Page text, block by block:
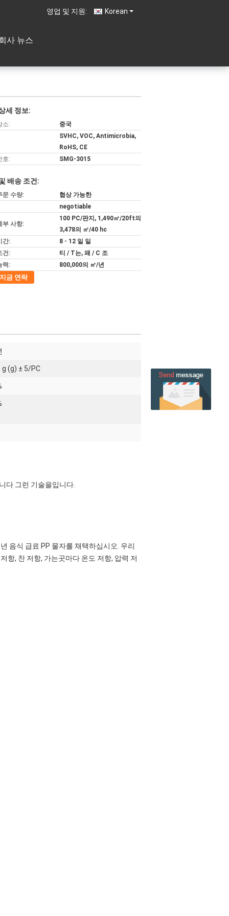
Korean
영업 및 지원:
사 뉴스
세 정보:
소:
중국
SVHC, VOC, Antimicrobia,
RoHS, CE
호:
SMG-3015
배송 조건:
문 수량:
협상 가능한
negotiable
부 사항:
100 PC/판지, 1,490㎡/20ft의
3,478의 ㎡/40 hc
간:
8 - 12 일 일
건:
티 / T는, 패 / C 조
력:
800,000의 ㎡/년
지금 연락
g (g) ± 5/PC
다 그런 기술을입니다.
음식 급료 PP 물자를 채택하십시오. 우리
항, 찬 저항, 가는곳마다 온도 저항, 압력 저